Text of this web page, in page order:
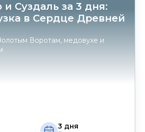
Суздаль за 3 дня:
в Сердце Древней
Воротам, медовухе и
3 дня